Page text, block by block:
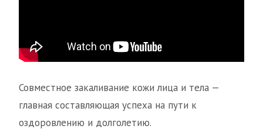
Совместное закаливание кожи лица и тела —
главная составляющая успеха на пути к
оздоровлению и долголетию.